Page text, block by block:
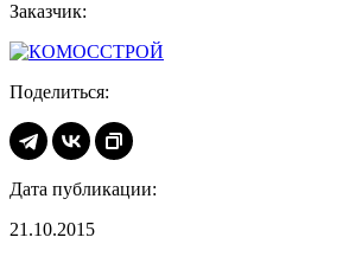
Заказчик:
Поделиться:
Дата публикации:
21.10.2015